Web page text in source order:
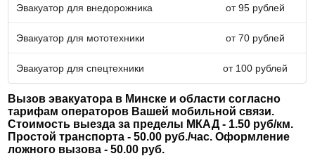
Эвакуатор для внедорожника от 95 рублей
Эвакуатор для мототехники от 70 рублей
Эвакуатор для спецтехники от 100 рублей
Вызов эвакуатора в Минске и области согласно
тарифам операторов Вашей мобильной связи.
Стоимость выезда за пределы МКАД - 1.50 руб/км.
Простой транспорта - 50.00 руб./час. Оформление
ложного вызова - 50.00 руб.